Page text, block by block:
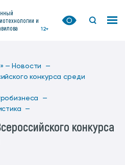
и
12+
— Новости —
конкурса среди
—
—
конкурса